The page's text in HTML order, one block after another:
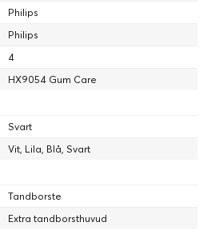
påminner vi dig innan det hän
håller koll på hur ofta och hur hår
när det är dags att byta. Har du i
Philips
Philips
4
HX9054 Gum Care
Svart
Vit, Lila, Blå, Svart
Tandborste
Extra tandborsthuvud